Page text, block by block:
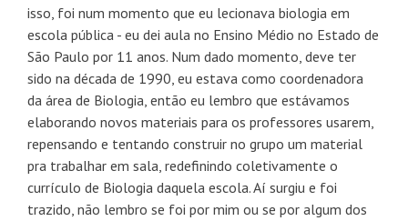
isso, foi num momento que eu lecionava biologia em
escola pública - eu dei aula no Ensino Médio no Estado de
São Paulo por 11 anos. Num dado momento, deve ter
sido na década de 1990, eu estava como coordenadora
da área de Biologia, então eu lembro que estávamos
elaborando novos materiais para os professores usarem,
repensando e tentando construir no grupo um material
pra trabalhar em sala, redefinindo coletivamente o
currículo de Biologia daquela escola. Aí surgiu e foi
trazido, não lembro se foi por mim ou se por algum dos